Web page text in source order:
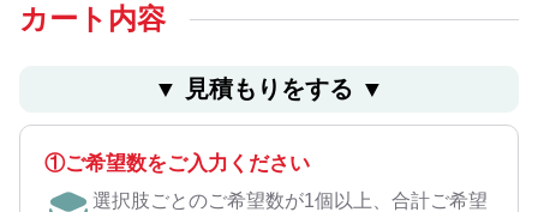
カート内容
▼ ⾒積もりをする ▼
①ご希望数をご入力ください
選択肢ごとのご希望数が1個以上、合計ご希望